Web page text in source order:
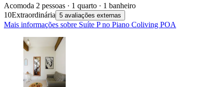
Acomoda 2 pessoas · 1 quarto · 1 banheiro
10Extraordinária 5 avaliações externas
Mais informações sobre Suíte P no Piano Coliving POA